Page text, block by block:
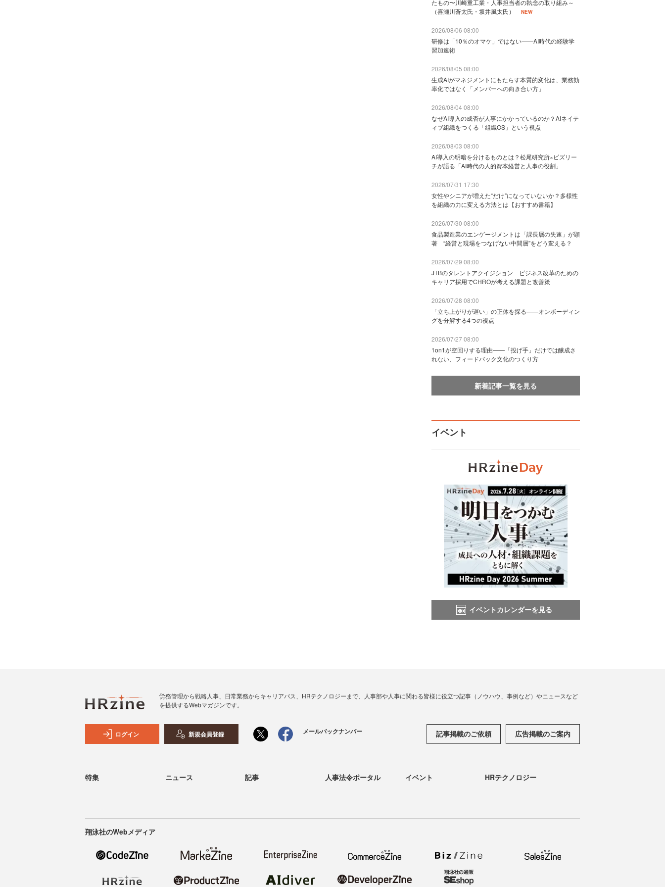
たもの〜川崎重工業・人事担当者の執念の取り組み～
（喜瀬川蒼太氏・坂井風太氏）
NEW
2026/08/06 08:00
研修は「10％のオマケ」ではない——AI時代の経験学
習加速術
2026/08/05 08:00
生成AIがマネジメントにもたらす本質的変化は、業務効
率化ではなく「メンバーへの向き合い方」
2026/08/04 08:00
なぜAI導入の成否が人事にかかっているのか？AIネイテ
ィブ組織をつくる「組織OS」という視点
2026/08/03 08:00
AI導入の明暗を分けるものとは？松尾研究所×ビズリー
チが語る「AI時代の人的資本経営と人事の役割」
2026/07/31 17:30
女性やシニアが増えた“だけ”になっていないか？多様性
を組織の力に変える方法とは【おすすめ書籍】
2026/07/30 08:00
食品製造業のエンゲージメントは「課長層の失速」が顕
著 “経営と現場をつなげない中間層”をどう変える？
2026/07/29 08:00
JTBのタレントアクイジション ビジネス改革のための
キャリア採用でCHROが考える課題と改善策
2026/07/28 08:00
「立ち上がりが遅い」の正体を探る——オンボーディン
グを分解する4つの視点
2026/07/27 08:00
1on1が空回りする理由——「投げ手」だけでは醸成さ
れない、フィードバック文化のつくり方
新着記事一覧を見る
イベント
イベントカレンダーを見る
労務管理から戦略人事、日常業務からキャリアパス、HRテクノロジーまで、人事部や人事に関わる皆様に役立つ記事（ノウハウ、事例など）やニュースなど
を提供するWebマガジンです。
ログイン 新規会員登録 メールバックナンバー 記事掲載のご依頼 広告掲載のご案内
特集 ニュース 記事 人事法令ポータル イベント HRテクノロジー
翔泳社のWebメディア